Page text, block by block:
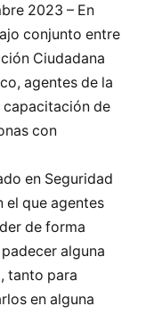
2023 – En
conjunto entre
Ciudadana
agentes de la
capacitación de
con
en Seguridad
el que agentes
de forma
alguna
tanto para
en alguna